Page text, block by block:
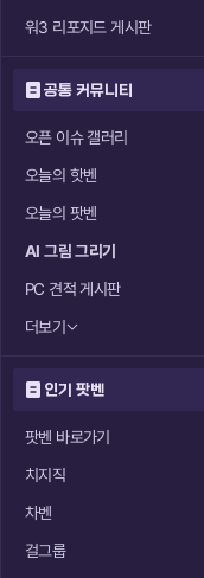
워3 리포지드 게시판
공통 커뮤니티
오픈 이슈 갤러리
오늘의 핫벤
오늘의 팟벤
AI 그림 그리기
PC 견적 게시판
더보기
인기 팟벤
팟벤 바로가기
치지직
차벤
걸그룹